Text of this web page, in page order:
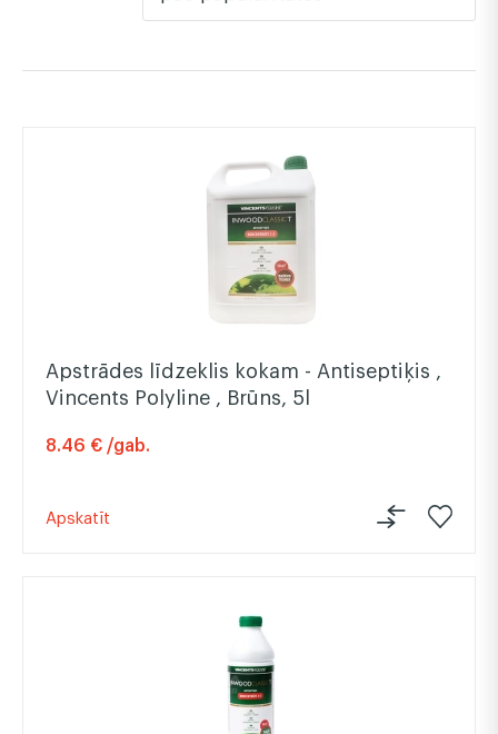
Apstrādes līdzeklis kokam - Antiseptiķis ,
Vincents Polyline , Brūns, 5l
8.46 € /gab.
Apskatīt